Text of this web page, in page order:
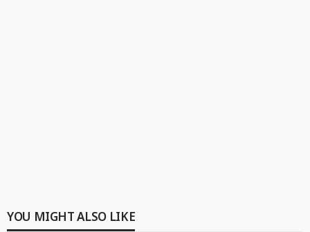
YOU MIGHT ALSO LIKE